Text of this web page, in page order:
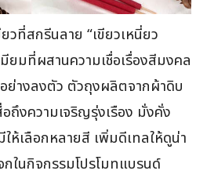
วที่สกรีนลาย “เขียวเหนี่ยว
ยมที่ผสานความเชื่อเรื่องสีมงคล
อย่างลงตัว ตัวถุงผลิตจากผ้าดิบ
งความเจริญรุ่งเรือง มั่งคั่ง
ห้เลือกหลายสี เพิ่มดีเทลให้ดูน่า
กในกิจกรรมโปรโมทแบรนด์